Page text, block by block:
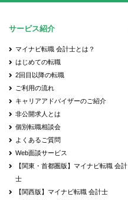
サービス紹介
マイナビ転職 会計士とは？
はじめての転職
2回目以降の転職
ご利用の流れ
キャリアアドバイザーのご紹介
非公開求人とは
個別転職相談会
よくあるご質問
Web面談サービス
【関東・首都圏版】マイナビ転職 会計
士
【関西版】マイナビ転職 会計士